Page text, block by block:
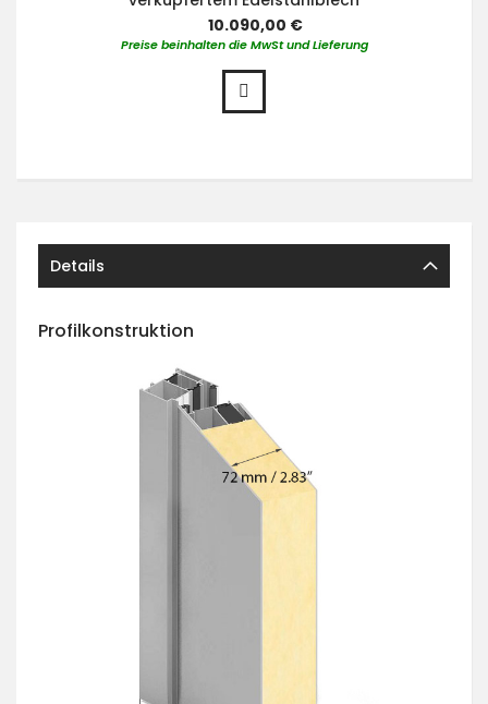
10.090,00 €
Preise beinhalten die MwSt und Lieferung
Details
Profilkonstruktion